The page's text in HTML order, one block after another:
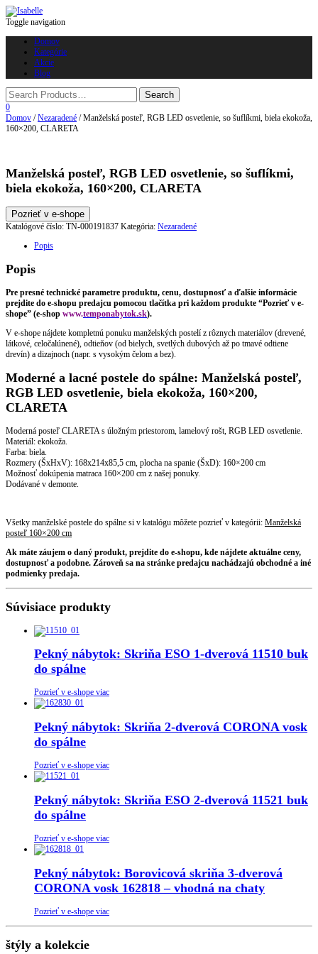
Toggle navigation
Domov
Kategórie
Akcie
Blog
0
Domov /Nezaradené / Manželská posteľ, RGB LED osvetlenie, so šuflíkmi, biela ekokoža,
160×200, CLARETA
Manželská posteľ, RGB LED osvetlenie, so šuflíkmi,
biela ekokoža, 160×200, CLARETA
Pozrieť v e-shope
Katalógové číslo: TN-000191837 Kategória: Nezaradené
Popis
Popis
Pre presné technické parametre produktu, cenu, dostupnosť a ďalšie informácie
prejdite do e-shopu predajcu pomocou tlačítka pri každom produkte “Pozrieť v e-
shope” (e-shop www.temponabytok.sk).
V e-shope nájdete kompletnú ponuku manželských postelí z rôznych materiálov (drevené,
látkové, celočalúnené), odtieňov (od bielych, svetlých dubových až po tmavé odtiene
drevín) a dizajnoch (napr. s vysokým čelom a bez).
Moderné a lacné postele do spálne: Manželská posteľ,
RGB LED osvetlenie, biela ekokoža, 160×200,
CLARETA
Moderná posteľ CLARETA s úložným priestorom, lamelový rošt, RGB LED osvetlenie.
Materiál: ekokoža.
Farba: biela.
Rozmery (ŠxHxV): 168x214x85,5 cm, plocha na spanie (ŠxD): 160×200 cm
Možnosť dokúpenia matraca 160×200 cm z našej ponuky.
Dodávané v demonte.
Všetky manželské postele do spálne si v katalógu môžete pozrieť v kategórii: Manželská
posteľ 160×200 cm
Ak máte záujem o daný produkt, prejdite do e-shopu, kde nájdete aktuálne ceny,
dostupnosť a podobne. Zároveň sa na stránke predajcu nachádzajú obchodné a iné
podmienky predaja.
Súvisiace produkty
Pekný nábytok: Skriňa ESO 1-dverová 11510 buk
do spálne
Pozrieť v e-shope viac
Pekný nábytok: Skriňa 2-dverová CORONA vosk
do spálne
Pozrieť v e-shope viac
Pekný nábytok: Skriňa ESO 2-dverová 11521 buk
do spálne
Pozrieť v e-shope viac
Pekný nábytok: Borovicová skriňa 3-dverová
CORONA vosk 162818 – vhodná na chaty
Pozrieť v e-shope viac
štýly a kolekcie